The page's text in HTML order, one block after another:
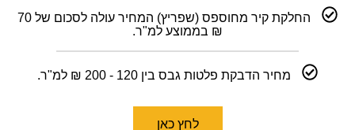
החלקת קיר מחוספס (שפריץ) המחיר עולה לסכום של 70
₪ בממוצע למ"ר.
מחיר הדבקת פלטות גבס בין 120 - 200 ₪ למ"ר.
לחץ כאן